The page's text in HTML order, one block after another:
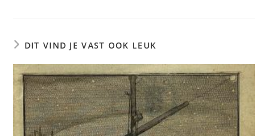
DIT VIND JE VAST OOK LEUK